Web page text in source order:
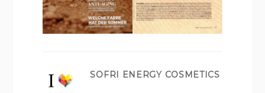
SOFRI ENERGY COSMETICS